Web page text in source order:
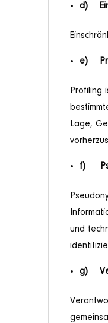
d)
e)
Profiling
Lage,
f)
und
g)